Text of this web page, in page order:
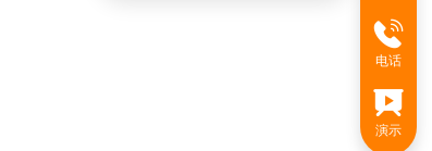
电话
演示